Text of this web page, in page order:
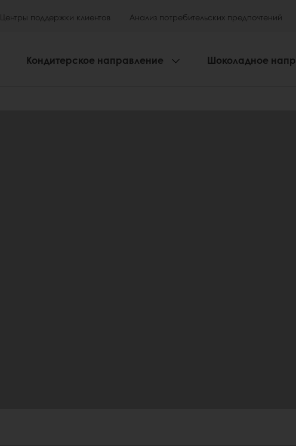
Центры поддержки клиентов Анализ потребительских предпочтений
Кондитерское направление Шоколадное